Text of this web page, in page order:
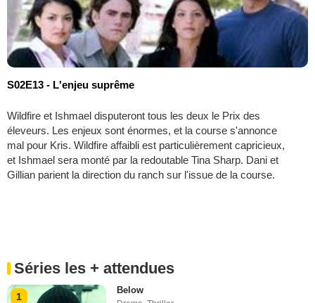
S02E13 - L'enjeu suprême
Wildfire et Ishmael disputeront tous les deux le Prix des
éleveurs. Les enjeux sont énormes, et la course s'annonce
mal pour Kris. Wildfire affaibli est particulièrement capricieux,
et Ishmael sera monté par la redoutable Tina Sharp. Dani et
Gillian parient la direction du ranch sur l'issue de la course.
Séries les + attendues
1
Below